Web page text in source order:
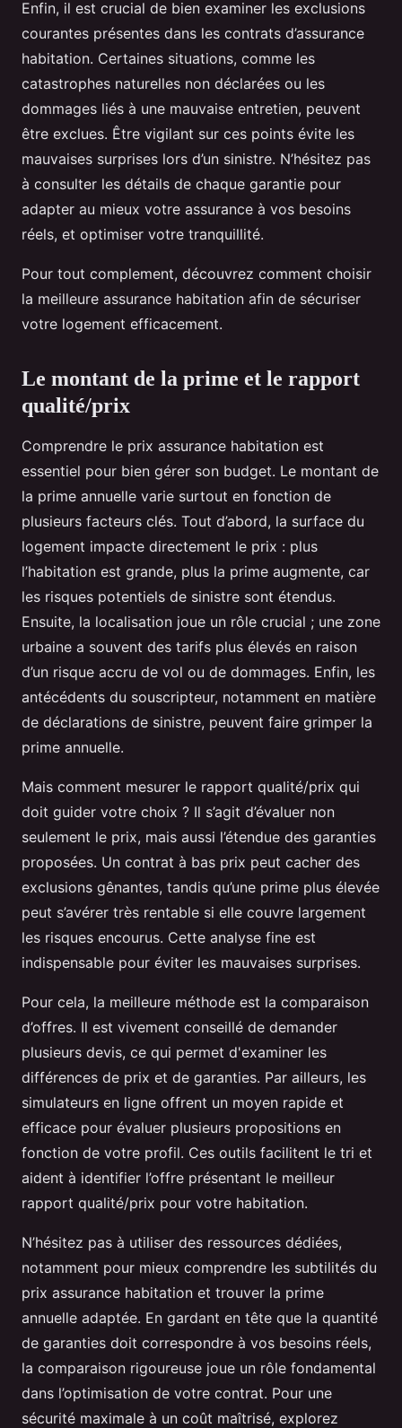
Enfin, il est crucial de bien examiner les exclusions
courantes présentes dans les contrats d’assurance
habitation. Certaines situations, comme les
catastrophes naturelles non déclarées ou les
dommages liés à une mauvaise entretien, peuvent
être exclues. Être vigilant sur ces points évite les
mauvaises surprises lors d’un sinistre. N’hésitez pas
à consulter les détails de chaque garantie pour
adapter au mieux votre assurance à vos besoins
réels, et optimiser votre tranquillité.
Pour tout complement, découvrez comment choisir
la meilleure assurance habitation afin de sécuriser
votre logement efficacement.
Le montant de la prime et le rapport
qualité/prix
Comprendre le prix assurance habitation est
essentiel pour bien gérer son budget. Le montant de
la prime annuelle varie surtout en fonction de
plusieurs facteurs clés. Tout d’abord, la surface du
logement impacte directement le prix : plus
l’habitation est grande, plus la prime augmente, car
les risques potentiels de sinistre sont étendus.
Ensuite, la localisation joue un rôle crucial ; une zone
urbaine a souvent des tarifs plus élevés en raison
d’un risque accru de vol ou de dommages. Enfin, les
antécédents du souscripteur, notamment en matière
de déclarations de sinistre, peuvent faire grimper la
prime annuelle.
Mais comment mesurer le rapport qualité/prix qui
doit guider votre choix ? Il s’agit d’évaluer non
seulement le prix, mais aussi l’étendue des garanties
proposées. Un contrat à bas prix peut cacher des
exclusions gênantes, tandis qu’une prime plus élevée
peut s’avérer très rentable si elle couvre largement
les risques encourus. Cette analyse fine est
indispensable pour éviter les mauvaises surprises.
Pour cela, la meilleure méthode est la comparaison
d’offres. Il est vivement conseillé de demander
plusieurs devis, ce qui permet d'examiner les
différences de prix et de garanties. Par ailleurs, les
simulateurs en ligne offrent un moyen rapide et
efficace pour évaluer plusieurs propositions en
fonction de votre profil. Ces outils facilitent le tri et
aident à identifier l’offre présentant le meilleur
rapport qualité/prix pour votre habitation.
N’hésitez pas à utiliser des ressources dédiées,
notamment pour mieux comprendre les subtilités du
prix assurance habitation et trouver la prime
annuelle adaptée. En gardant en tête que la quantité
de garanties doit correspondre à vos besoins réels,
la comparaison rigoureuse joue un rôle fondamental
dans l’optimisation de votre contrat. Pour une
sécurité maximale à un coût maîtrisé, explorez